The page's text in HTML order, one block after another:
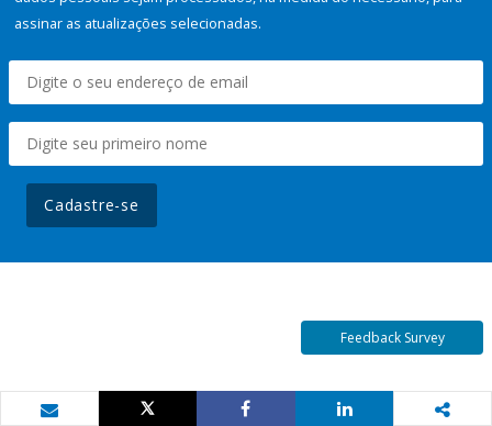
assinar as atualizações selecionadas.
Cadastre-se
Feedback Survey